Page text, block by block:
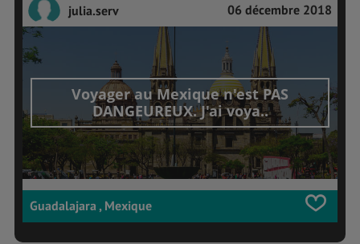
julia.serv 06 décembre 2018
Voyager au Mexique n'est PAS
DANGEUREUX. J'ai voya..
Guadalajara , Mexique